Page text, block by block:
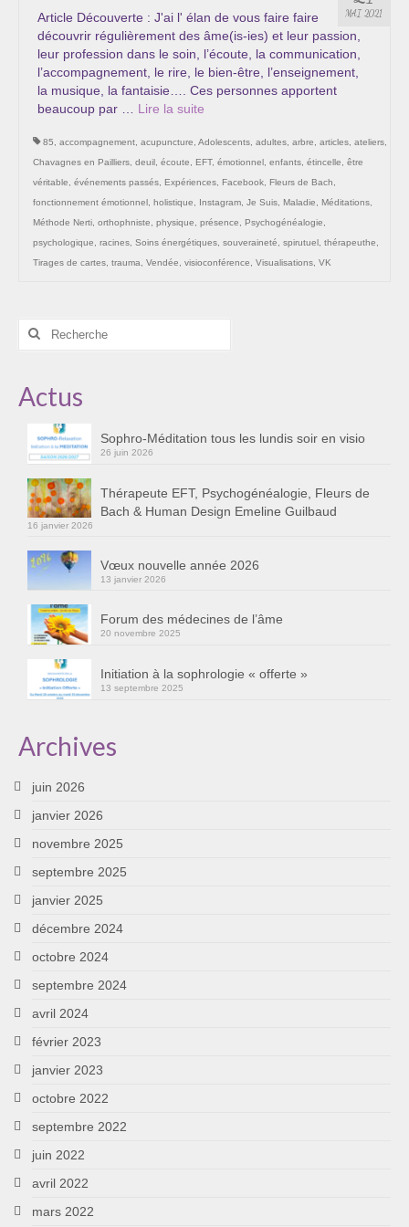
Les Onctions Sacrées -La Magdaléenne –
Nadine-Sarah Penna
Qui suis je ?
Mon cursus d’évolution vers une femme plus
Témoignages
Calendrier
Initiation à la sophrologie « offerte »
Prendre contact
Bertrand Thomas, Psychopraticien
Sophro-Méditation tous les lundis soir en visio
Sophrologie
Témoignages B
Prendre contact
MAI 2021
Article Découverte : J'ai l' élan de vous faire faire
découvrir régulièrement des âme(is-ies) et leur passion,
leur profession dans le soin, l’écoute, la communication,
l’accompagnement, le rire, le bien-être, l’enseignement,
la musique, la fantaisie…. Ces personnes apportent
beaucoup par … Lire la suite­­
85 accompagnement acupuncture Adolescents adultes arbre articles ateliers
Chavagnes en Pailliers deuil écoute EFT, émotionnel enfants étincelle
être
véritable
événements passés Expériences Facebook Fleurs de Bach
fonctionnement émotionnel holistique Instagram Je Suis Maladie Méditations
Méthode Nerti orthophniste physique présence Psychogénéalogie
psychologique
racines Soins énergétiques souveraineté spirutuel thérapeuthe
Tirages de cartes trauma Vendée visioconférence Visualisations VK
Rechercher
Actus
Sophro-Méditation tous les lundis soir en visio
26 juin 2026
Thérapeute EFT, Psychogénéalogie, Fleurs de
Bach & Human Design Emeline Guilbaud
16 janvier 2026
Vœux nouvelle année 2026
13 janvier 2026
Forum des médecines de l’âme
20 novembre 2025
Initiation à la sophrologie « offerte »
13 septembre 2025
Archives
juin 2026
janvier 2026
novembre 2025
septembre 2025
janvier 2025
décembre 2024
octobre 2024
septembre 2024
avril 2024
février 2023
janvier 2023
octobre 2022
septembre 2022
juin 2022
avril 2022
mars 2022